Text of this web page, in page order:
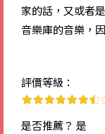
家的話，又或者
音樂庫的音樂，
評價等級：
​是否推薦？ 是